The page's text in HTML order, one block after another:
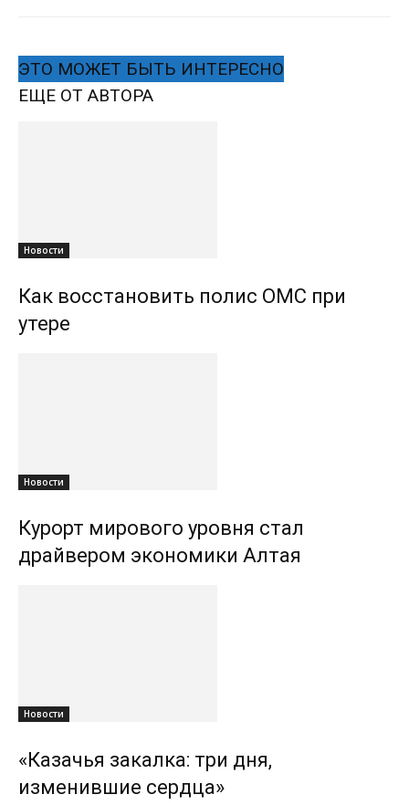
ЭТО МОЖЕТ БЫТЬ ИНТЕРЕСНО
ЕЩЕ ОТ АВТОРА
Новости
Как восстановить полис ОМС при
утере
Новости
Курорт мирового уровня стал
драйвером экономики Алтая
Новости
«Казачья закалка: три дня,
изменившие сердца»